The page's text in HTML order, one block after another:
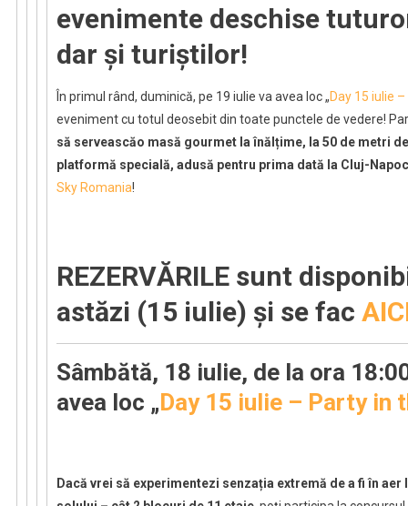
evenimente deschise
dar și turiștilor!
În primul rând, duminică, pe 19 iulie va avea loc „Day 15 iulie
eveniment cu totul deosebit din toate punctele de vedere!
să serveascăo masă gourmet la înălțime, la 50 de metri
platformă specială, adusă pentru prima dată la Cluj-
Sky Romania!
REZERVĂRILE sunt
astăzi (15 iulie) și se fac
Sâmbătă, 18 iulie, de la ora
avea loc „Day 15 iulie – Party in
Dacă vrei să experimentezi senzația extremă de a fi în